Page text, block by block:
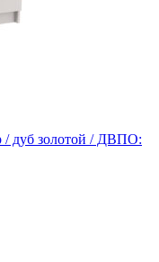
дуб золотой / ДВПО: